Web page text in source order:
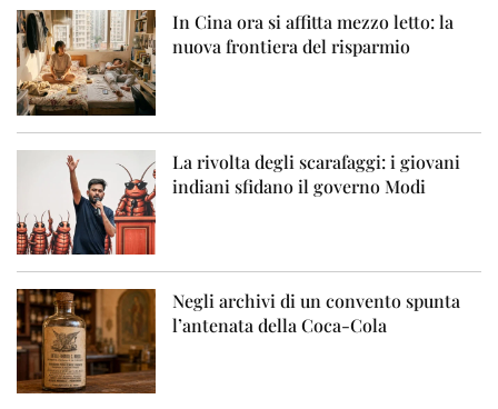
In Cina ora si affitta mezzo letto: la
nuova frontiera del risparmio
La rivolta degli scarafaggi: i giovani
indiani sfidano il governo Modi
Negli archivi di un convento spunta
l’antenata della Coca-Cola